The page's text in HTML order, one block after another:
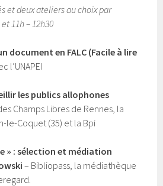
et deux ateliers au choix par
11h – 12h30
document en FALC (Facile à lire
l’UNAPEI
les publics allophones
Champs Libres de Rennes, la
le-Coquet (35) et la Bpi
» : sélection et médiation
– Bibliopass, la médiathèque